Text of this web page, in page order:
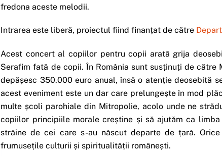
fredona aceste melodii.
Intrarea este liberă, proiectul fiind finanțat de către
Acest concert al copiilor pentru copii arată grija
Serafim fată de copii. În România sunt susținuți de
depășesc 350.000 euro anual, însă o atenție deosebită
acest eveniment este un dar care prelungește în mod
multe școli parohiale din Mitropolie, acolo unde ne
copiilor principiile morale creștine și să ajutăm ca
străine de cei care s-au născut departe de țară.
frumusețile culturii și spiritualității românești.